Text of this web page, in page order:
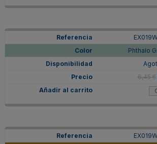
Phthalo
6,45 €